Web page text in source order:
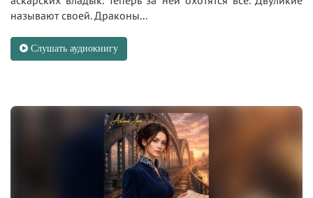
называют своей. Драконы...
Слушать аудиокнигу